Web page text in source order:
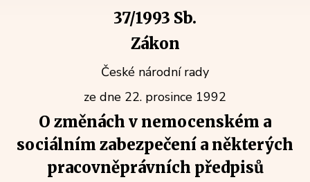
37/1993 Sb.
Zákon
České národní rady
ze dne 22. prosince 1992
O změnách v nemocenském a
sociálním zabezpečení a některých
pracovněprávních předpisů